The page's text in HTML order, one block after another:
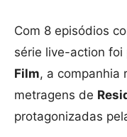
Com 8 episódios
série live-action foi
Film, a companhia
metragens de
protagonizadas